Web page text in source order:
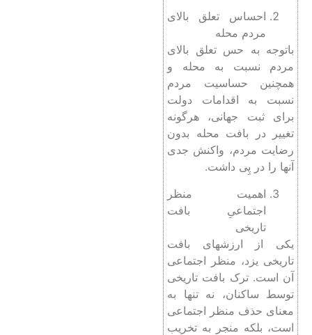
احساس تعلق بالای
مردم محله
باتوجه به حس تعلق بالای
مردم نسبت به محله و
همچنین حساسیت مردم
نسبت به اقدامات دولت
برای ثبت جهانی، هرگونه
تغییر در بافت محله بدون
رضایت مردم، واکنش جدی
آن­ها را در پِی داشت.
اهمیت منظر
اجتماعیِ بافت
تاریخی
یکی از ارزش­های بافت
تاریخی یزد، منظر اجتماعی
آن است. ترک بافت تاریخی
توسط ساکنان، نه تنها به
معنای حذف منظر اجتماعی
است، بلکه منجر به تخریب